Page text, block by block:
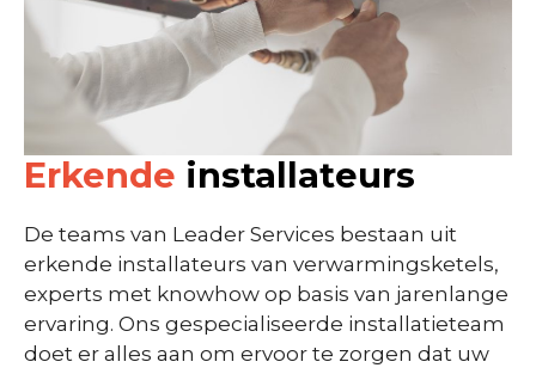
Erkende installateurs
De teams van Leader Services bestaan uit
erkende installateurs van verwarmingsketels,
experts met knowhow op basis van jarenlange
ervaring. Ons gespecialiseerde installatieteam
doet er alles aan om ervoor te zorgen dat uw